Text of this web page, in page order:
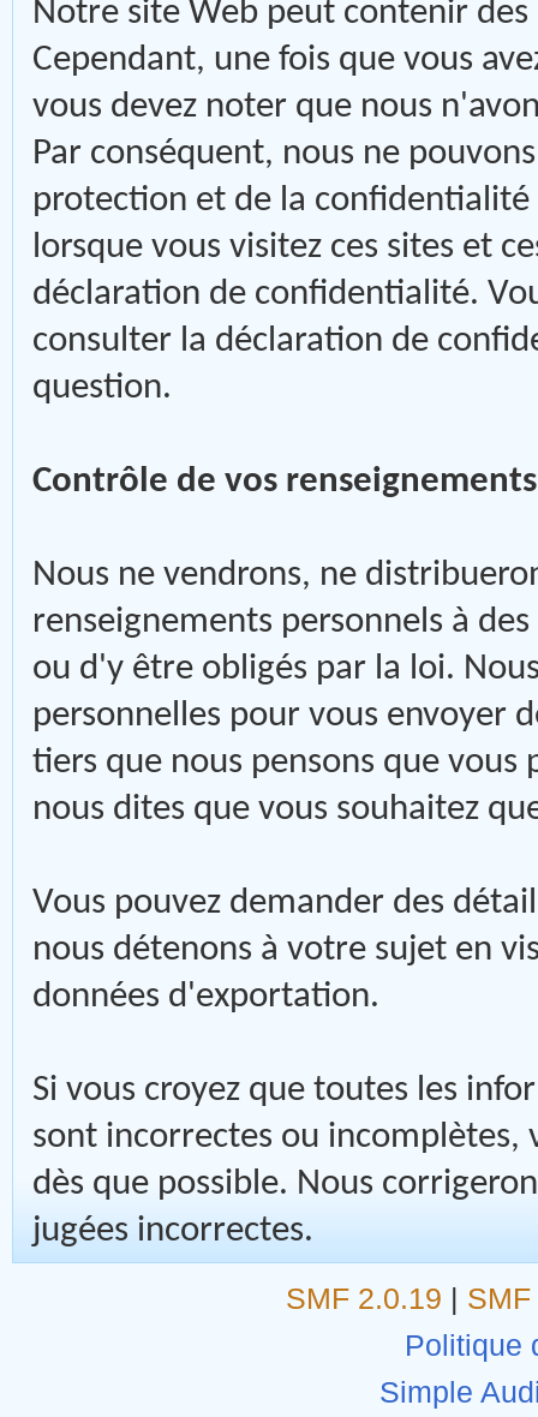
Notre site Web peut contenir
Cependant, une fois que vous
vous devez noter que nous
Par conséquent, nous ne
protection et de la
lorsque vous visitez ces sites et
déclaration de confidentialité.
consulter la déclaration de
question.
Contrôle de vos
Nous ne vendrons, ne
renseignements personnels à
ou d'y être obligés par la loi.
personnelles pour vous envoyer
tiers que nous pensons que
nous dites que vous souhaitez
Vous pouvez demander des
nous détenons à votre sujet en
données d'exportation.
Si vous croyez que toutes les
sont incorrectes ou incomplètes,
dès que possible. Nous
jugées incorrectes.
SMF 2.0.19 |
Politique
Simple